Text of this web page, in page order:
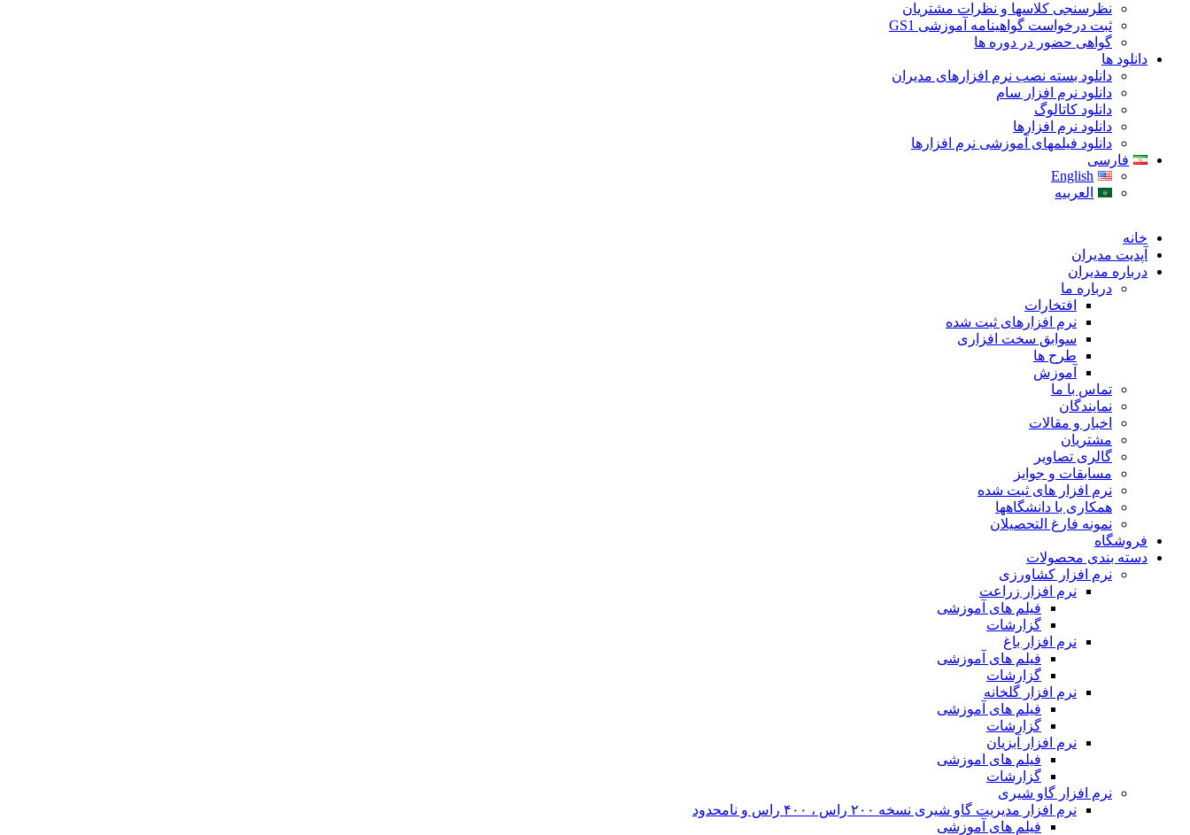
نظرسنجی کلاسها و نظرات مشتریان
ثبت درخواست گواهینامه آموزشی GS1
گواهی حضور در دوره ها
دانلود ها
دانلود بسته نصب نرم افزارهای مدیران
دانلود نرم افزار سام
دانلود کاتالوگ
دانلود نرم افزارها
دانلود فیلمهای آموزشی نرم افزارها
فارسی
English
العربیه
خانه
آپدیت مدیران
درباره مدیران
درباره ما
افتخارات
نرم افزارهای ثبت شده
سوابق سخت افزاری
طرح ها
آموزش
تماس با ما
نمایندگان
اخبار و مقالات
مشتریان
گالری تصاویر
مسابقات و جوایز
نرم افزار های ثبت شده
همکاری با دانشگاهها
نمونه فارغ التحصیلان
فروشگاه
دسته بندی محصولات
نرم افزار کشاورزی
نرم افزار زراعت
فیلم های آموزشی
گزارشات
نرم افزار باغ
فیلم های آموزشی
گزارشات
نرم افزار گلخانه
فیلم های آموزشی
گزارشات
نرم افزار آبزیان
فیلم های اموزشی
گزارشات
نرم افزار گاو شیری
نرم افزار مدیریت گاو شیری نسخه ۲۰۰ راس ، ۴۰۰ راس و نامحدود
فیلم های آموزشی